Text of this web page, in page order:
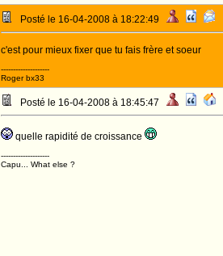
Posté le 16-04-2008 à 18:22:49
c'est pour mieux fixer que tu fais frère et soeur
--------------------
Roger bx33
Posté le 16-04-2008 à 18:45:47
quelle rapidité de croissance
--------------------
Capu... What else ?